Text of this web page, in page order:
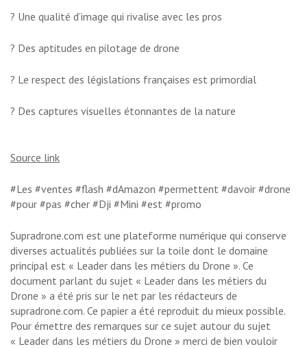
? Une qualité d’image qui rivalise avec les pros
? Des aptitudes en pilotage de drone
? Le respect des législations françaises est primordial
? Des captures visuelles étonnantes de la nature
Source link
#Les #ventes #flash #dAmazon #permettent #davoir #drone
#pour #pas #cher #Dji #Mini #est #promo
Supradrone.com est une plateforme numérique qui conserve
diverses actualités publiées sur la toile dont le domaine
principal est « Leader dans les métiers du Drone ». Ce
document parlant du sujet « Leader dans les métiers du
Drone » a été pris sur le net par les rédacteurs de
supradrone.com. Ce papier a été reproduit du mieux possible.
Pour émettre des remarques sur ce sujet autour du sujet
« Leader dans les métiers du Drone » merci de bien vouloir